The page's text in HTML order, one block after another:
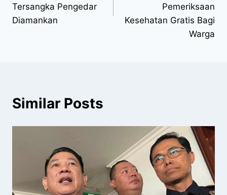
Tersangka Pengedar
Diamankan
Pemeriksaan
Kesehatan Gratis Bagi
Warga
Similar Posts